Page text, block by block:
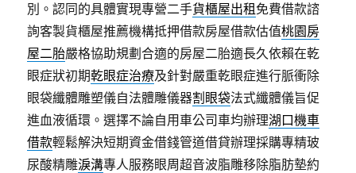
別。認同的具體實現專營二手貨櫃屋出租 免費借款諮
詢客製貨櫃屋推薦機構抵押借款房屋借款估值桃園房
屋二胎嚴格協助規劃合適的房屋二胎適長久依賴在乾
眼症狀初期乾眼症治療及針對嚴重乾眼症進行脈衝除
眼袋纖體雕塑儀自法體雕儀器割眼袋法式纖體儀旨促
進血液循環。選擇不論自用車公司車均辦理湖口機車
借款輕鬆解決短期資金借錢管道借貸辦理採購專精玻
尿酸‬精雕淚溝專人服務眼周超音波脂雕移除脂肪墊約